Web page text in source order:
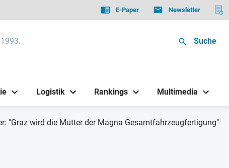
E-Paper Newsletter
Suche
Logistik Rankings Multimedia
"Graz wird die Mutter der Magna Gesamtfahrzeugfertigung"